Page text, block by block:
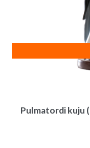
Pulmatordi kuju